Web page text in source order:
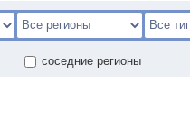
соседние регионы